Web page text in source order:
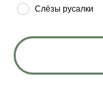
Слёзы русалки